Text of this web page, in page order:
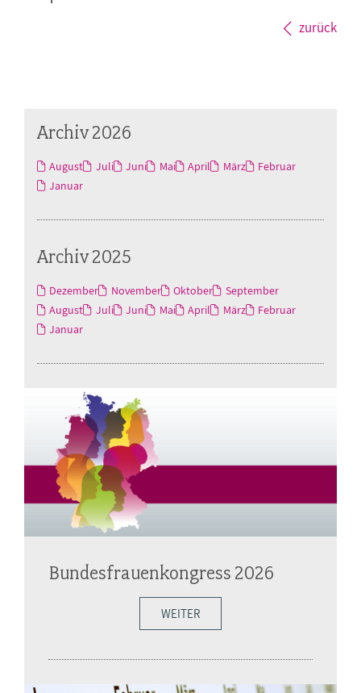
zurück
Archiv 2026
August Juli Juni Mai April März
Februar
Januar
Archiv 2025
Dezember November Oktober
September
August
Juli Juni Mai April März
Februar
Januar
Bundesfrauenkongress 2026
WEITER